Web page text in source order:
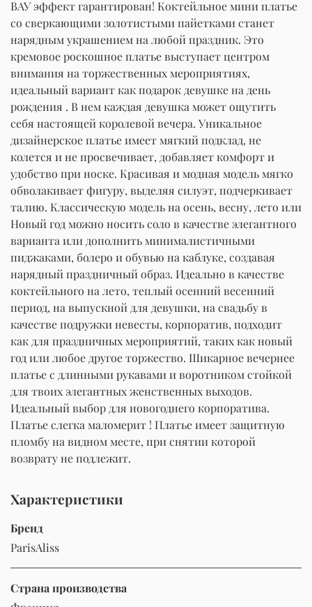
ВАУ эффект гарантирован! Коктейльное мини платье
со сверкающими золотистыми пайетками станет
нарядным украшением на любой праздник. Это
кремовое роскошное платье выступает центром
внимания на торжественных мероприятиях,
идеальный вариант как подарок девушке на день
рождения . В нем каждая девушка может ощутить
себя настоящей королевой вечера. Уникальное
дизайнерское платье имеет мягкий подклад, не
колется и не просвечивает, добавляет комфорт и
удобство при носке. Красивая и модная модель мягко
обволакивает фигуру, выделяя силуэт, подчеркивает
талию. Классическую модель на осень, весну, лето или
Новый год можно носить соло в качестве элегантного
варианта или дополнить минималистичными
пиджаками, болеро и обувью на каблуке, создавая
нарядный праздничный образ. Идеально в качестве
коктейльного на лето, теплый осенний весенний
период, на выпускной для девушки, на свадьбу в
качестве подружки невесты, корпоратив, подходит
как для праздничных мероприятий, таких как новый
год или любое другое торжество. Шикарное вечернее
платье с длинными рукавами и воротником стойкой
для твоих элегантных женственных выходов.
Идеальный выбор для новогоднего корпоратива.
Платье слегка маломерит ! Платье имеет защитную
пломбу на видном месте, при снятии которой
возврату не подлежит.
Характеристики
Бренд
ParisAliss
Страна производства